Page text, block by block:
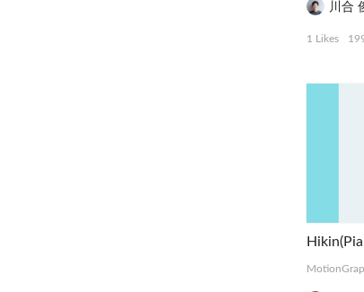
川合
1 Likes